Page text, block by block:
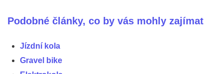
Podobné články, co by vás mohly zajímat
Jízdní kola
Gravel bike